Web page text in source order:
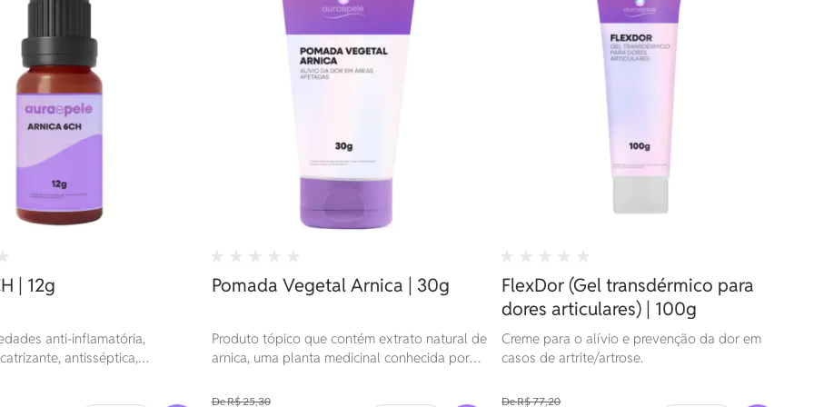
| 12g
anti-inflamatória,
antisséptica,
colagoga.
Pomada Vegetal Arnica | 30g
Produto tópico que contém extrato natural de
arnica, uma planta medicinal conhecida por
analgésicas.
R$ 25,30
FlexDor (Gel transdérmico para
dores articulares) | 100g
Creme para o alívio e prevenção da dor em
casos de artrite/artrose.
R$ 77,20